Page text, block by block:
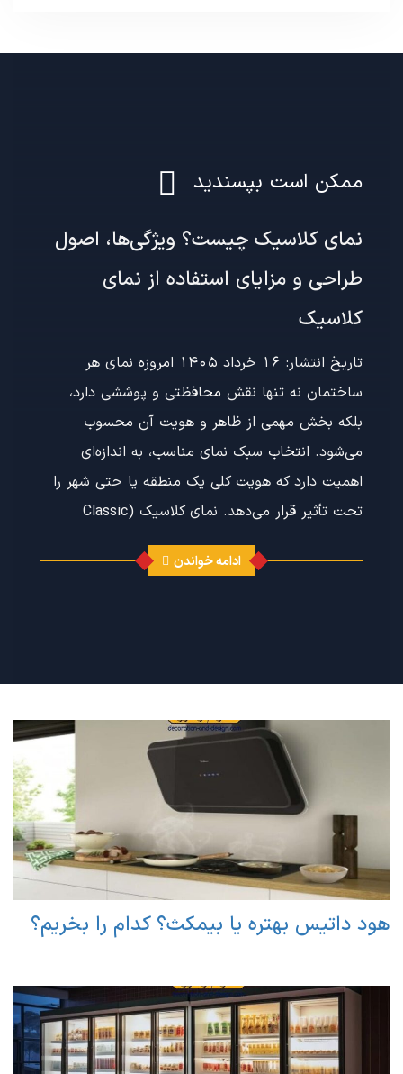
ممکن است بپسندید
نمای کلاسیک چیست؟ ویژگی‌ها، اصول
طراحی و مزایای استفاده از نمای
کلاسیک
تاریخ انتشار: 16 خرداد 1405 امروزه نمای هر
ساختمان نه تنها نقش محافظتی و پوششی دارد،
بلکه بخش مهمی از ظاهر و هویت آن محسوب
می‌شود. انتخاب سبک نمای مناسب، به اندازه‌ای
اهمیت دارد که هویت کلی یک منطقه یا حتی شهر را
تحت تأثیر قرار می‌دهد. نمای کلاسیک (Classic
ادامه خواندن
هود داتیس بهتره یا بیمکث؟ کدام را بخریم؟